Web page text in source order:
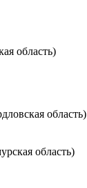
область)
область)
область)